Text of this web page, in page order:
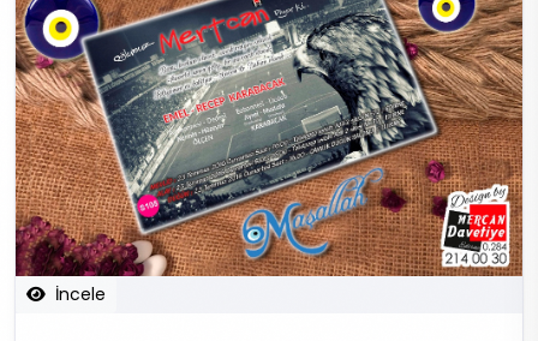
İncele